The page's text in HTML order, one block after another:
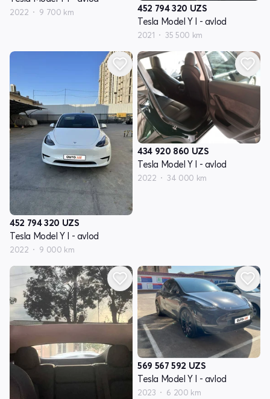
2022 9 700 km 452 794 320 UZS
Tesla Model Y I - avlod
2021 35 500 km
452 794 320 UZS
Tesla Model Y I - avlod
2022 9 000 km
434 920 860 UZS
Tesla Model Y I - avlod
2022 34 000 km
569 567 592 UZS
Tesla Model Y I - avlod
2023 6 200 km